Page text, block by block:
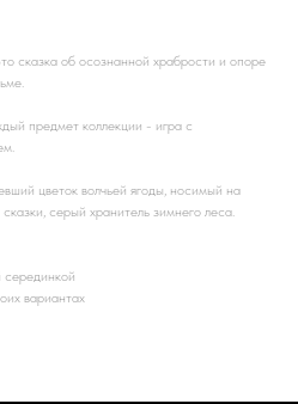
сказка об осознанной храбрости и опоре
предмет коллекции - игра с
цветок волчьей ягоды, носимый на
серый хранитель зимнего леса.
вариантах